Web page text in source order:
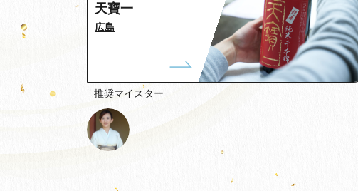
天寶一
広島
推奨マイスター